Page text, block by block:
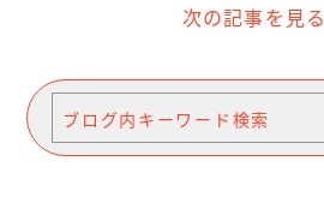
次の記事を見る